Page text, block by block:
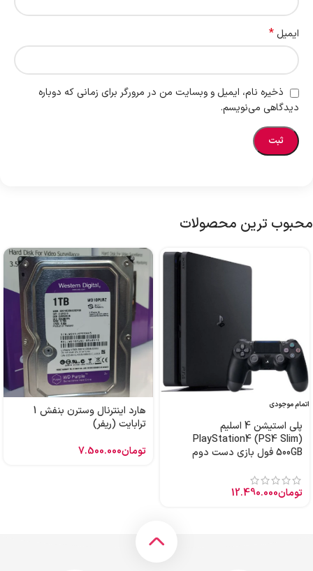
ایمیل *
ذخیره نام، ایمیل و وبسایت من در مرورگر برای زمانی که دوباره
دیدگاهی می‌نویسم.
محبوب ترین محصولات
اتمام موجودی
پلی استیشن 4 اسلیم
PlayStation4 (PS4 Slim)
500GB فول بازی دست دوم
تومان12.490.000
هارد اینترنال وسترن بنفش 1
ترابایت (ریفر)
تومان7.500.000